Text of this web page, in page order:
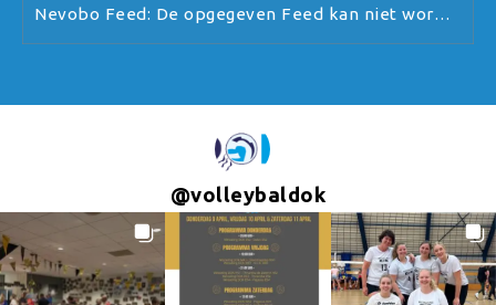
Nevobo Feed: De opgegeven Feed kan niet worden verwerkt.
@volleybaldok